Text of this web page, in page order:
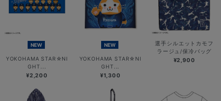
NEW
YOKOHAMA STAR☆NI
GHT...
¥2,200
NEW
YOKOHAMA STAR☆NI
GHT...
¥1,300
選手シルエットカモフ
ラージュ/保冷バッグ
¥2,900